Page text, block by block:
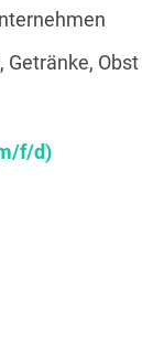
Obst
f/d)